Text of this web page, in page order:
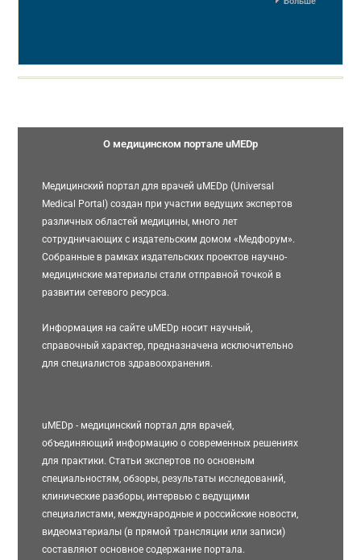
О медицинском портале uMEDp
Медицинский портал для врачей uMEDp (Universal
Medical Portal) создан при участии ведущих экспертов
различных областей медицины, много лет
сотрудничающих с издательским домом «Медфорум».
Собранные в рамках издательских проектов научно-
медицинские материалы стали отправной точкой в
развитии сетевого ресурса.
Информация на сайте uMEDp носит научный,
справочный характер, предназначена исключительно
для специалистов здравоохранения.
uMEDp - медицинский портал для врачей,
объединяющий информацию о современных решениях
для практики. Статьи экспертов по основным
специальностям, обзоры, результаты исследований,
клинические разборы, интервью с ведущими
специалистами, международные и российские новости,
видеоматериалы (в прямой трансляции или записи)
составляют основное содержание портала.